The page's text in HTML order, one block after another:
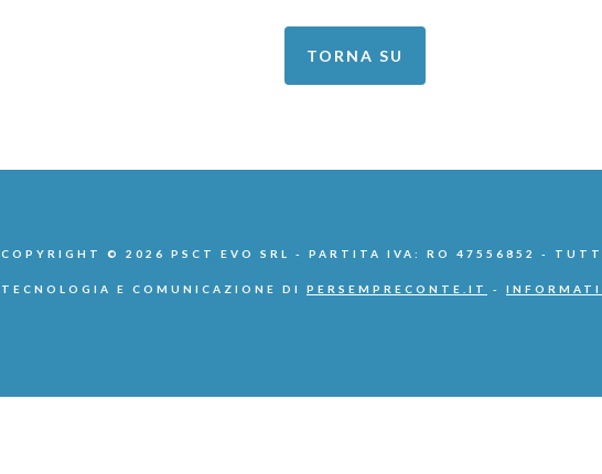
TORNA SU
COPYRIGHT © 2026 PSCT EVO SRL - PARTITA IVA: RO 47556852 -
TECNOLOGIA E COMUNICAZIONE DI PERSEMPRECONTE.IT -